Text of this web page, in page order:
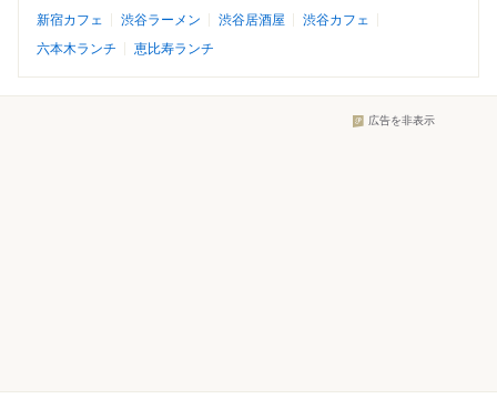
新宿カフェ
渋谷ラーメン 渋谷居酒屋
渋谷カフェ
六本木ランチ
恵比寿ランチ
広告を非表示